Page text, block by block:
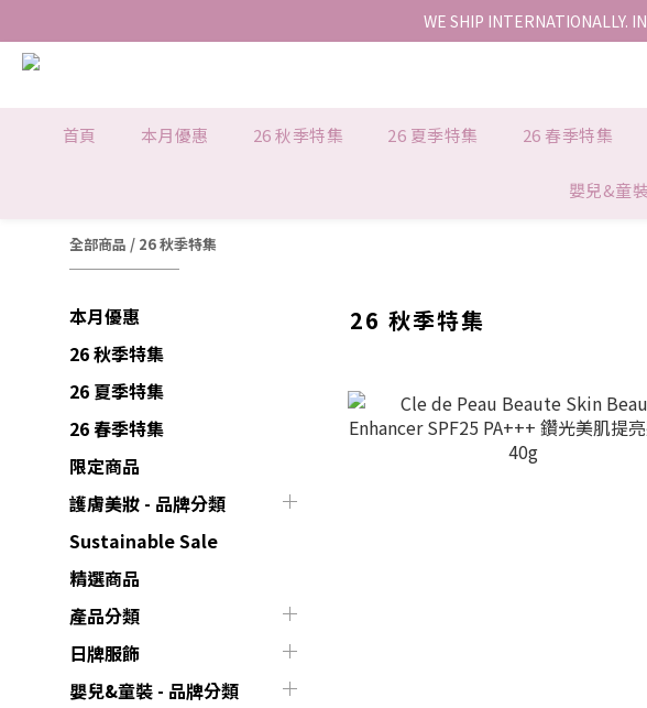
香港地區全店免運。
WE SHIP INTERNATIONALLY.
首頁 本月優惠 26 秋季特集 26 夏季特集 26 春季特集
嬰兒&童
全部商品 / 26 秋季特集
本月優惠
26 秋季特集
26 夏季特集
26 春季特集
限定商品
護膚美妝 - 品牌分類
Sustainable Sale
精選商品
產品分類
日牌服飾
嬰兒&童裝 - 品牌分類
26 秋季特集